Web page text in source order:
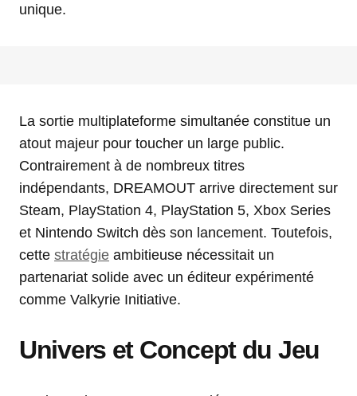
unique.
La sortie multiplateforme simultanée constitue un
atout majeur pour toucher un large public.
Contrairement à de nombreux titres
indépendants, DREAMOUT arrive directement sur
Steam, PlayStation 4, PlayStation 5, Xbox Series
et Nintendo Switch dès son lancement. Toutefois,
cette stratégie ambitieuse nécessitait un
partenariat solide avec un éditeur expérimenté
comme Valkyrie Initiative.
Univers et Concept du Jeu